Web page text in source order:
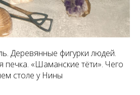
Деревянные фигурки людей.
печка. «Шаманские тёти». Чего
столе у Нины